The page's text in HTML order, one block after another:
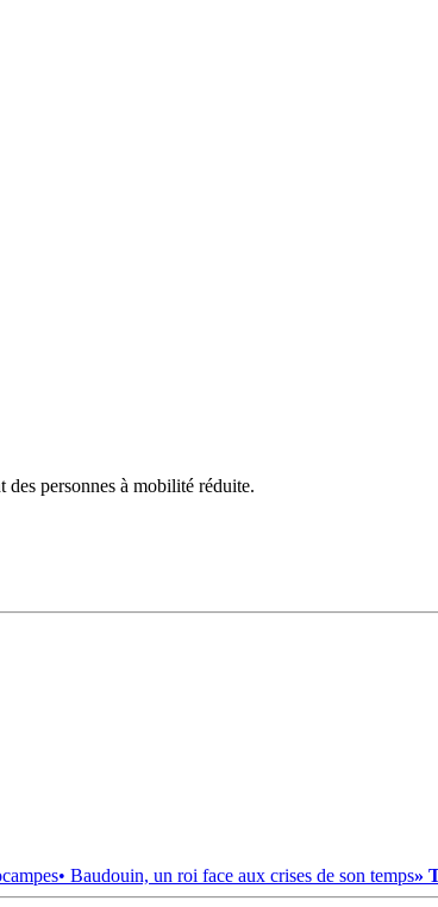
personnes à mobilité réduite.
• Baudouin, un roi face aux crises de son temps»